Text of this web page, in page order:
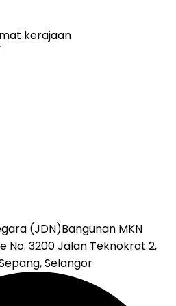
kerajaan
(JDN)Bangunan MKN
No. 3200 Jalan Teknokrat 2,
Selangor